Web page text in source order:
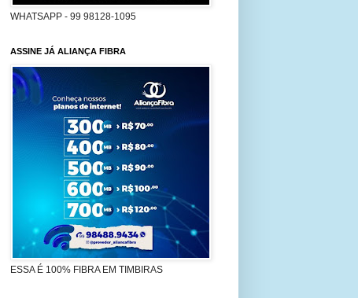
WHATSAPP - 99 98128-1095
ASSINE JÁ ALIANÇA FIBRA
ESSA É 100% FIBRA EM TIMBIRAS